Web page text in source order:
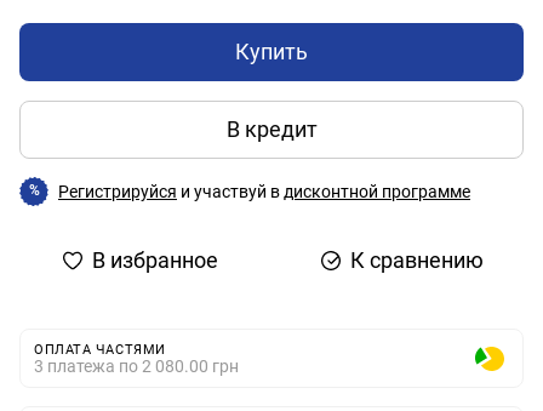
Купить
В кредит
% Регистрируйся и участвуй в дисконтной программе
В избранное К сравнению
ОПЛАТА ЧАСТЯМИ
3 платежа по 2 080.00 грн